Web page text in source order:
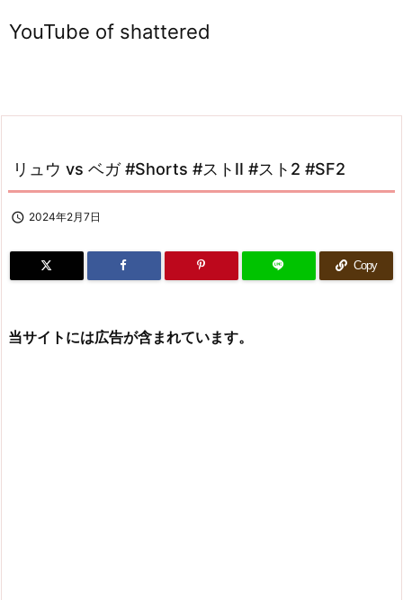
YouTube of shattered
リュウ vs ベガ #Shorts #ストII #スト2 #SF2
 2024年2月7日
Copy
当サイトには広告が含まれています。